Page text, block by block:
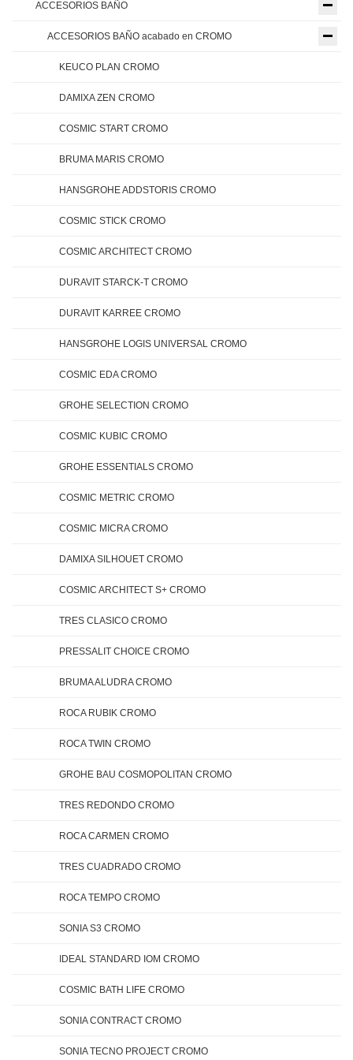
ACCESORIOS BAÑO
ACCESORIOS BAÑO acabado en CROMO
KEUCO PLAN CROMO
DAMIXA ZEN CROMO
COSMIC START CROMO
BRUMA MARIS CROMO
HANSGROHE ADDSTORIS CROMO
COSMIC STICK CROMO
COSMIC ARCHITECT CROMO
DURAVIT STARCK-T CROMO
DURAVIT KARREE CROMO
HANSGROHE LOGIS UNIVERSAL CROMO
COSMIC EDA CROMO
GROHE SELECTION CROMO
COSMIC KUBIC CROMO
GROHE ESSENTIALS CROMO
COSMIC METRIC CROMO
COSMIC MICRA CROMO
DAMIXA SILHOUET CROMO
COSMIC ARCHITECT S+ CROMO
TRES CLASICO CROMO
PRESSALIT CHOICE CROMO
BRUMA ALUDRA CROMO
ROCA RUBIK CROMO
ROCA TWIN CROMO
GROHE BAU COSMOPOLITAN CROMO
TRES REDONDO CROMO
ROCA CARMEN CROMO
TRES CUADRADO CROMO
ROCA TEMPO CROMO
SONIA S3 CROMO
IDEAL STANDARD IOM CROMO
COSMIC BATH LIFE CROMO
SONIA CONTRACT CROMO
SONIA TECNO PROJECT CROMO